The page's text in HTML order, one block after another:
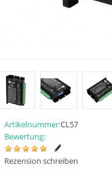
Artikelnummer:CL57
Bewertung:
Rezension schreiben